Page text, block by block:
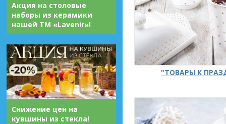
Акция на столовые
наборы из керамики
нашей ТМ «Lavenir»!
Снижение цен на
кувшины из стекла!
"ТОВАРЫ К